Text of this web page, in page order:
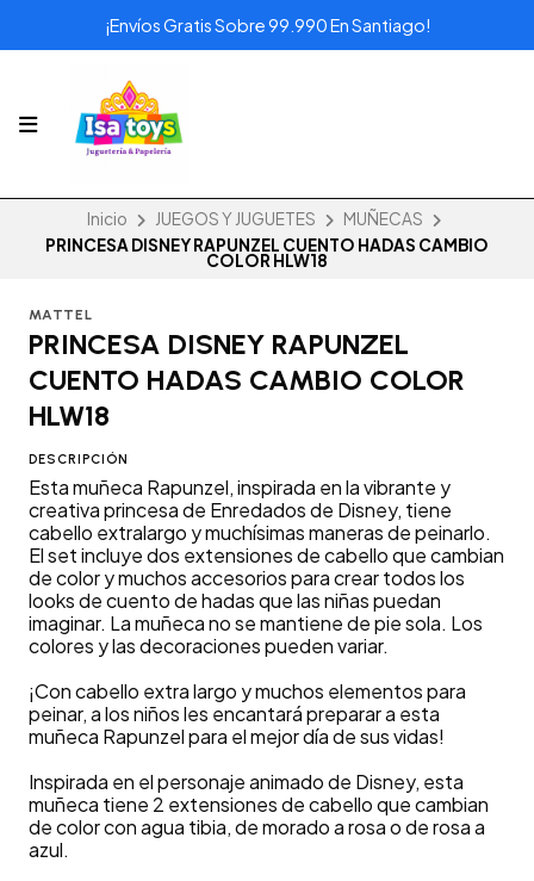
¡Envíos Gratis Sobre 99.990 En Santiago!
Inicio JUEGOS Y JUGUETES
MUÑECAS
PRINCESA DISNEY RAPUNZEL CUENTO HADAS CAMBIO
COLOR HLW18
MATTEL
PRINCESA DISNEY RAPUNZEL
CUENTO HADAS CAMBIO COLOR
HLW18
DESCRIPCIÓN
Esta muñeca Rapunzel, inspirada en la vibrante y
creativa princesa de Enredados de Disney, tiene
cabello extralargo y muchísimas maneras de peinarlo.
El set incluye dos extensiones de cabello que cambian
de color y muchos accesorios para crear todos los
looks de cuento de hadas que las niñas puedan
imaginar. La muñeca no se mantiene de pie sola. Los
colores y las decoraciones pueden variar.
¡Con cabello extra largo y muchos elementos para
peinar, a los niños les encantará preparar a esta
muñeca Rapunzel para el mejor día de sus vidas!
Inspirada en el personaje animado de Disney, esta
muñeca tiene 2 extensiones de cabello que cambian
de color con agua tibia, de morado a rosa o de rosa a
azul.